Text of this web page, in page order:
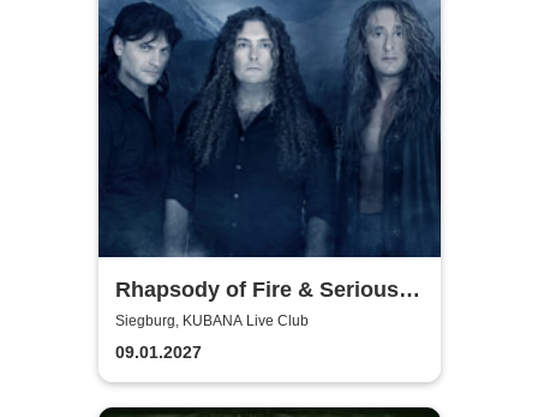
Rhapsody of Fire & Serious
Black - Motocultor Tour 2027
Siegburg, KUBANA Live Club
09.01.2027